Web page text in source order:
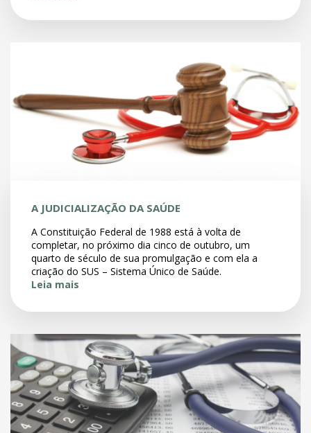
A JUDICIALIZAÇÃO DA SAÚDE
A Constituição Federal de 1988 está à volta de
completar, no próximo dia cinco de outubro, um
quarto de século de sua promulgação e com ela a
criação do SUS – Sistema Único de Saúde.
Leia mais